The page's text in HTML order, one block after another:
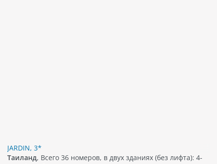
JARDIN, 3*
Таиланд, Всего 36 номеров, в двух зданиях (без лифта): 4-